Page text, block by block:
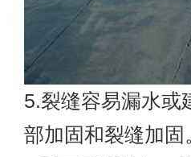
5.裂缝容易漏水或
部加固和裂缝加固